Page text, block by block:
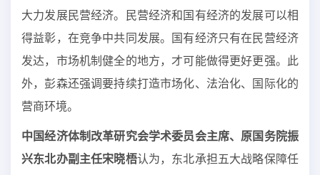
大力发展民营经济。民营经济和国有经济的发展可以相
得益彰，在竞争中共同发展。国有经济只有在民营经济
发达，市场机制健全的地方，才可能做得更好更强。此
外，彭森还强调要持续打造市场化、法治化、国际化的
营商环境。
中国经济体制改革研究会学术委员会主席、原国务院振
兴东北办副主任宋晓梧认为，东北承担五大战略保障任